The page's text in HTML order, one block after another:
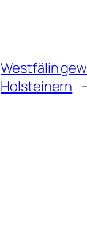
Westfälin
Holsteinern